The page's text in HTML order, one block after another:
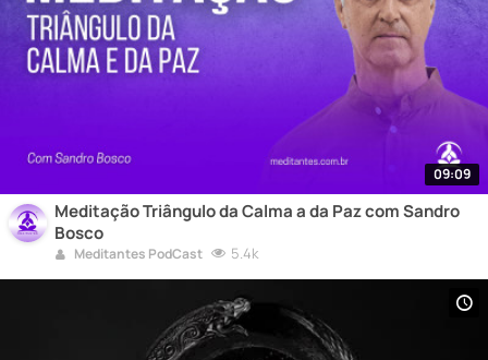
09:09
Meditação Triângulo da Calma a da Paz com Sandro
Bosco
Meditantes PodCast 5.4k